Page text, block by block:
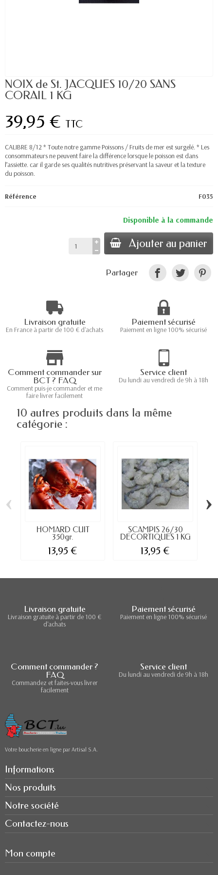
NOIX de St. JACQUES 10/20 SANS
CORAIL 1 KG
39,95 € TTC
CALIBRE 8/12 * Toute notre gamme Poissons / Fruits de mer est surgelé. * Les
consommateurs ne peuvent faire la différence lorsque le poisson est dans
l’assiette. car il garde ses qualités nutritives préservant la saveur et la texture
du poisson.
Référence F035
Disponible à la commande
Ajouter au panier
Partager
Livraison gratuite
En France à partir de 100 € d'achats
Paiement sécurisé
Paiement en ligne 100% sécurisé
Comment commander sur
BCT ? FAQ
Comment puis-je commander et me
faire livrer facilement
Service client
Du lundi au vendredi de 9h à 18h
10 autres produits dans la même
catégorie :
HOMARD CUIT
350gr.
13,95 €
SCAMPIS 26/30
DECORTIQUES 1 KG
13,95 €
‹ ›
Livraison gratuite
Livraison gratuite à partir de 100 €
d'achats
Paiement sécurisé
Paiement en ligne 100% sécurisé
Comment commander ?
FAQ
Commandez et faites-vous livrer
facilement
Service client
Du lundi au vendredi de 9h à 18h
Votre boucherie en ligne par Artisal S.A.
Informations
Nos produits
Notre société
Contactez-nous
Mon compte